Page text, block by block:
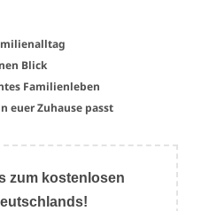
Blick
Familienleben
euer Zuhause passt
zum kostenlosen